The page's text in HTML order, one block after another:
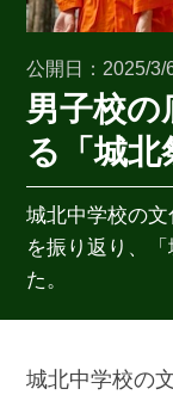
公開日：2025/3/
男子校の
る「城北
城北中学校の
を振り返り、
た。
城北中学校の